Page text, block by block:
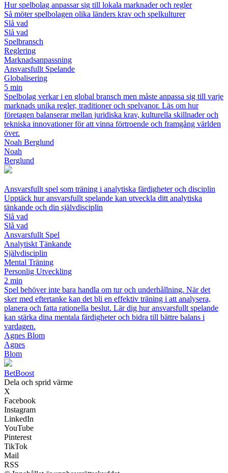
Hur spelbolag anpassar sig till lokala marknader och regler
Så möter spelbolagen olika länders krav och spelkulturer
Slå vad
Slå vad
Spelbransch
Reglering
Marknadsanpassning
Ansvarsfullt Spelande
Globalisering
5 min
Spelbolag verkar i en global bransch men måste anpassa sig till varje
marknads unika regler, traditioner och spelvanor. Läs om hur
företagen balanserar mellan juridiska krav, kulturella skillnader och
tekniska innovationer för att vinna förtroende och framgång världen
över.
Noah Berglund
Noah
Berglund
Ansvarsfullt spel som träning i analytiska färdigheter och disciplin
Upptäck hur ansvarsfullt spelande kan utveckla ditt analytiska
tänkande och din självdisciplin
Slå vad
Slå vad
Ansvarsfullt Spel
Analytiskt Tänkande
Självdisciplin
Mental Träning
Personlig Utveckling
2 min
Spel behöver inte bara handla om tur och underhållning. När det
sker med eftertanke kan det bli en effektiv träning i att analysera,
planera och fatta rationella beslut. Lär dig hur ansvarsfullt spelande
kan stärka dina mentala färdigheter och bidra till bättre balans i
vardagen.
Agnes Blom
Agnes
Blom
BetBoost
Dela och sprid värme
X
Facebook
Instagram
LinkedIn
YouTube
Pinterest
TikTok
Mail
RSS